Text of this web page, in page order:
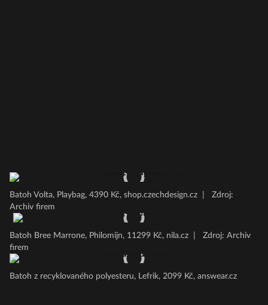
Batoh Volta, Playbag, 4390 Kč, shop.czechdesign.cz
Zdroj:
Archiv firem
Batoh Bree Marrone, Philomijn, 11299 Kč, nila.cz
Zdroj: Archiv
firem
Batoh z recyklovaného polyesteru, Lefrik, 2099 Kč, answear.cz